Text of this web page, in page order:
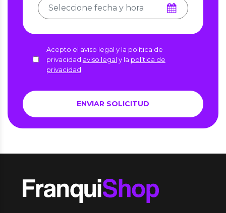
Acepto el aviso legal y la política de
privacidad aviso legal y la política de
privacidad